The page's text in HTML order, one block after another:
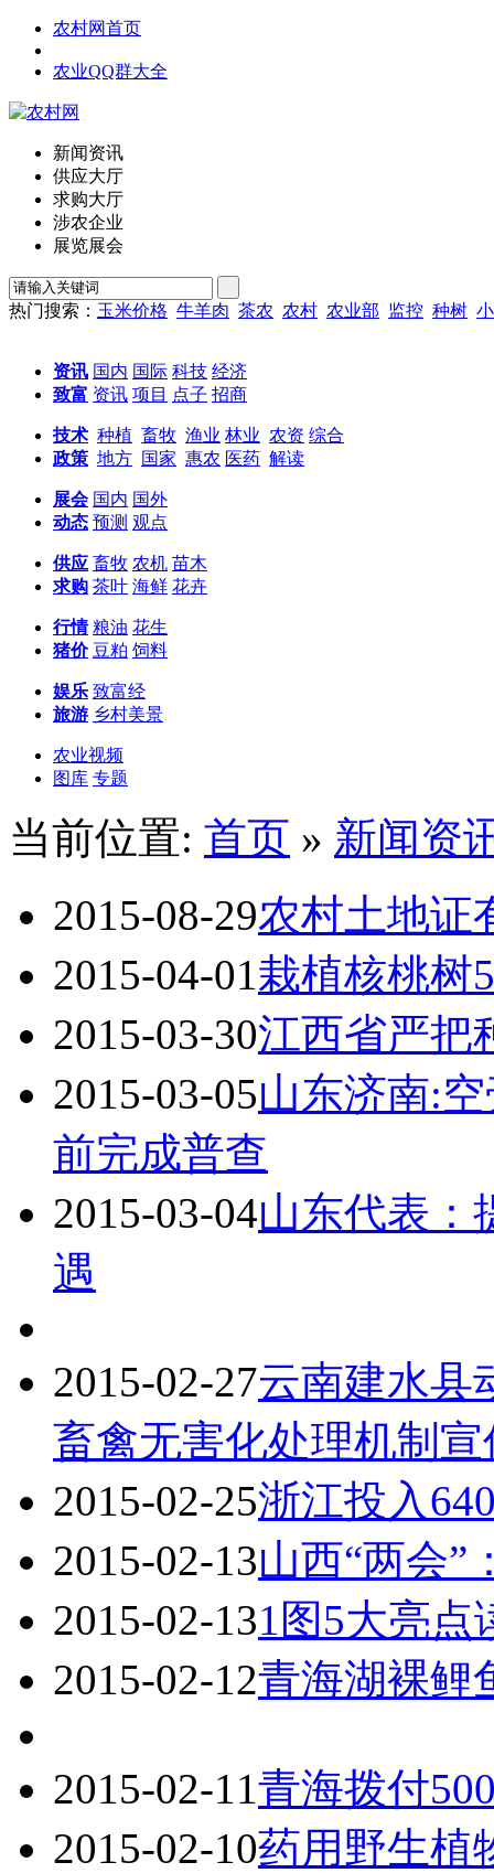
农村网首页
农业QQ群大全
新闻资讯
供应大厅
求购大厅
涉农企业
展览展会
热门搜索： 玉米价格 牛羊肉 茶农 农村 农业部 监控 种树
资讯 国内 国际 科技 经济
致富 资讯 项目 点子 招商
技术 种植 畜牧 渔业 林业 农资 综合
政策 地方 国家 惠农 医药 解读
展会 国内 国外
动态 预测 观点
供应 畜牧 农机 苗木
求购 茶叶 海鲜 花卉
行情 粮油 花生
猪价 豆粕 饲料
娱乐 致富经
旅游 乡村美景
农业视频
图库 专题
当前位置: 首页 » 新闻资
2015-08-29农村土地证
2015-04-01 栽植核桃树
2015-03-30江西省严把
2015-03-05山东济南:
前完成普查
2015-03-04山东代表：
遇
2015-02-27云南建水县
畜禽无害化处理机制
2015-02-25浙江投入
2015-02-13山西“两会”
2015-02-131图5大亮点
2015-02-12青海湖裸鲤
2015-02-11青海拨付
2015-02-10药用野生植